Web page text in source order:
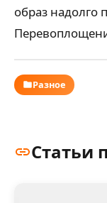
образ надолго
Разное
Статьи